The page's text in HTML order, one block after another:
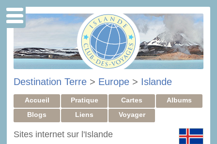
Destination Terre > Europe > Islande
Accueil Pratique Cartes
Albums
Blogs
Liens Voyager
Sites internet sur l'Islande